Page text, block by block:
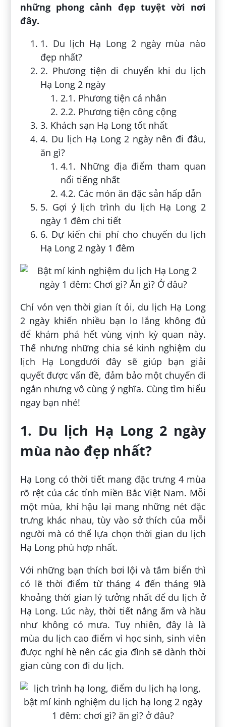
những phong cảnh đẹp tuyệt vời nơi
đây.
1. Du lịch Hạ Long 2 ngày mùa nào
đẹp nhất?
2. Phương tiện di chuyển khi du lịch
Hạ Long 2 ngày
2.1. Phương tiện cá nhân
2.2. Phương tiện công cộng
3. Khách sạn Hạ Long tốt nhất
4. Du lịch Hạ Long 2 ngày nên đi đâu,
ăn gì?
4.1. Những địa điểm tham quan
nổi tiếng nhất
4.2. Các món ăn đặc sản hấp dẫn
5. Gợi ý lịch trình du lịch Hạ Long 2
ngày 1 đêm chi tiết
6. Dự kiến chi phí cho chuyến du lịch
Hạ Long 2 ngày 1 đêm
Chỉ vỏn vẹn thời gian ít ỏi, du lịch Hạ Long
2 ngày khiến nhiều bạn lo lắng không đủ
để khám phá hết vùng vịnh kỳ quan này.
Thế nhưng những chia sẻ kinh nghiệm du
lịch Hạ Longdưới đây sẽ giúp bạn giải
quyết được vấn đề, đảm bảo một chuyến đi
ngắn nhưng vô cùng ý nghĩa. Cùng tìm hiểu
ngay bạn nhé!
1. Du lịch Hạ Long 2 ngày
mùa nào đẹp nhất?
Hạ Long có thời tiết mang đặc trưng 4 mùa
rõ rệt của các tỉnh miền Bắc Việt Nam. Mỗi
một mùa, khí hậu lại mang những nét đặc
trưng khác nhau, tùy vào sở thích của mỗi
người mà có thể lựa chọn thời gian du lịch
Hạ Long phù hợp nhất.
Với những bạn thích bơi lội và tắm biển thì
có lẽ thời điểm từ tháng 4 đến tháng 9là
khoảng thời gian lý tưởng nhất để du lịch ở
Hạ Long. Lúc này, thời tiết nắng ấm và hầu
như không có mưa. Tuy nhiên, đây là là
mùa du lịch cao điểm vì học sinh, sinh viên
được nghỉ hè nên các gia đình sẽ dành thời
gian cùng con đi du lịch.